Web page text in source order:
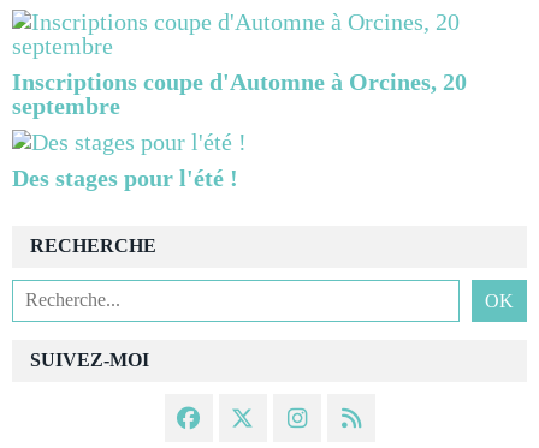
Inscriptions coupe d'Automne à Orcines, 20
septembre
Des stages pour l'été !
SUIVEZ-MOI
RECHERCHE